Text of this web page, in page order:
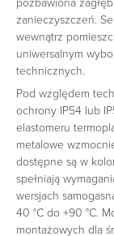
zanieczyszczeń.
wewnątrz
uniwersalnym
technicznych.
Pod względem
ochrony IP54 lub
elastomeru
metalowe
dostępne są w
spełniają
wersjach
40 °C do +90 °C.
montażowych dla